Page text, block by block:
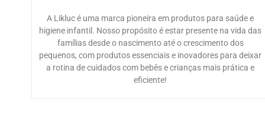
A Likluc é uma marca pioneira em produtos para saúde e
higiene infantil. Nosso propósito é estar presente na vida das
famílias desde o nascimento até o crescimento dos
pequenos, com produtos essenciais e inovadores para deixar
a rotina de cuidados com bebês e crianças mais prática e
eficiente!